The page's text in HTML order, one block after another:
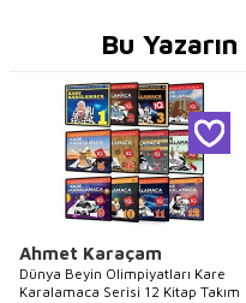
Bu
Ahmet Karaçam
Dünya Beyin Olimpiyatları Kare
Karalamaca Serisi 12 Kitap Takım